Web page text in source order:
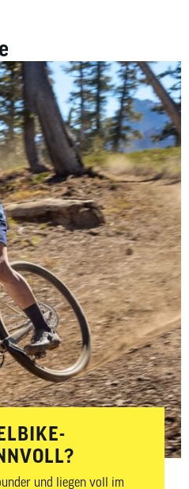
und liegen voll im